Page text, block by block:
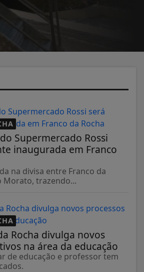
Supermercado Rossi
inaugurada em Franco
na divisa entre Franco da
Morato, trazendo...
Rocha divulga novos
na área da educação
de educação e professor tem